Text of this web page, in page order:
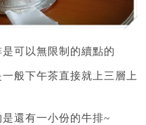
可以無限制的續點的
般下午茶直接就上三層上
還有一小份的牛排~